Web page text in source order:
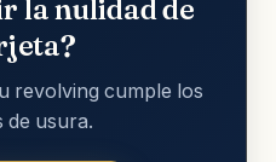
la nulidad de
revolving cumple los
de usura.